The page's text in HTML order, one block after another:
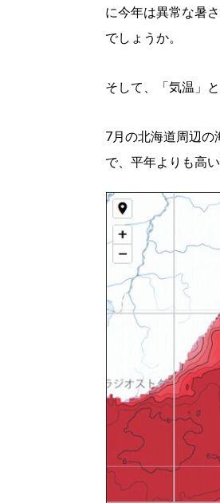
に今年は異常な暑
でしょうか。
そして、「気温」
7月の北海道周辺の
で、平年よりも高